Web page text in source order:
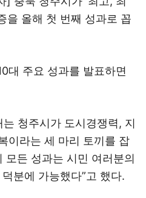
을 올해 첫 번째 성과로 꼽
대 주요 성과를 발표하면
청주시가 도시경쟁력, 지
이라는 세 마리 토끼를 잡
모든 성과는 시민 여러분의
분에 가능했다”고 했다.